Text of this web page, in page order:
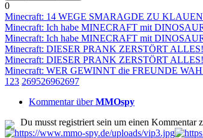
0
Minecraft: 14 WEGE SMARAGDE ZU
Minecraft: Ich habe MINECRAFT mit
Minecraft: Ich habe MINECRAFT mit
Minecraft: DIESER PRANK ZERSTÖRT ALLES!
Minecraft: DIESER PRANK ZERSTÖRT ALLES!
Minecraft: WER GEWINNT die FREUNDE
1 23 269526962697
Kommentar überMMOspy
Du musst registriert sein um einen Kommentar